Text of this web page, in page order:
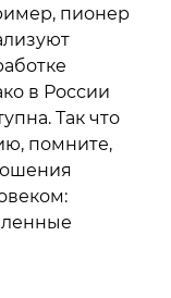
пионер
в России
Так что
помните,